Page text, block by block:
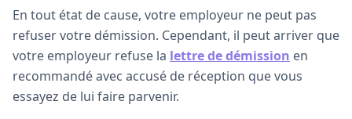
En tout état de cause, votre employeur ne peut pas
refuser votre démission. Cependant, il peut arriver que
votre employeur refuse la lettre de démission en
recommandé avec accusé de réception que vous
essayez de lui faire parvenir.